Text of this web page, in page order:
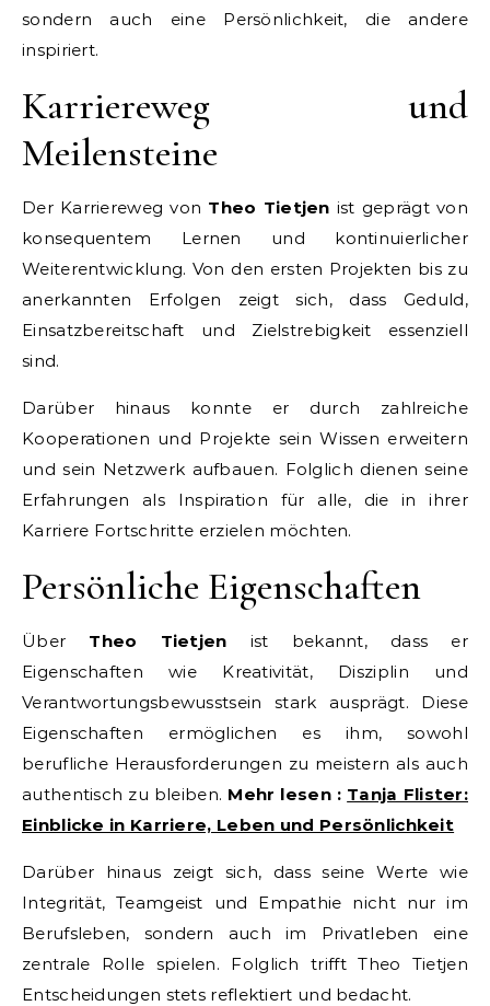
sondern auch eine Persönlichkeit, die andere
inspiriert.
Karriereweg und
Meilensteine
Der Karriereweg von Theo Tietjen ist geprägt von
konsequentem Lernen und kontinuierlicher
Weiterentwicklung. Von den ersten Projekten bis zu
anerkannten Erfolgen zeigt sich, dass Geduld,
Einsatzbereitschaft und Zielstrebigkeit essenziell
sind.
Darüber hinaus konnte er durch zahlreiche
Kooperationen und Projekte sein Wissen erweitern
und sein Netzwerk aufbauen. Folglich dienen seine
Erfahrungen als Inspiration für alle, die in ihrer
Karriere Fortschritte erzielen möchten.
Persönliche Eigenschaften
Über Theo Tietjen ist bekannt, dass er
Eigenschaften wie Kreativität, Disziplin und
Verantwortungsbewusstsein stark ausprägt. Diese
Eigenschaften ermöglichen es ihm, sowohl
berufliche Herausforderungen zu meistern als auch
authentisch zu bleiben. Mehr lesen : Tanja Flister:
Einblicke in Karriere, Leben und Persönlichkeit
Darüber hinaus zeigt sich, dass seine Werte wie
Integrität, Teamgeist und Empathie nicht nur im
Berufsleben, sondern auch im Privatleben eine
zentrale Rolle spielen. Folglich trifft Theo Tietjen
Entscheidungen stets reflektiert und bedacht.